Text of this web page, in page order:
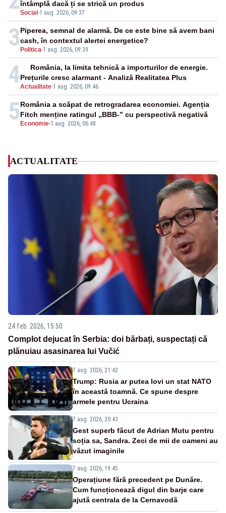
Social -1 aug. 2026, 09:37
întâmplă dacă ți se strică un produs
3 Politica-1 aug. 2026, 09:39
Piperea, semnal de alarmă. De ce este bine să avem bani
cash, în contextul alertei energetice?
4Actualitate-1 aug. 2026, 09:46
România, la limita tehnică a importurilor de energie.
Prețurile cresc alarmant - Analiză Realitatea Plus
5 Economie-1 aug. 2026, 06:48
România a scăpat de retrogradarea economiei. Agenția
Fitch menține ratingul „BBB-” cu perspectivă negativă
ACTUALITATE
24 feb. 2026, 15:50
Complot dejucat în Serbia: doi bărbați, suspectați că
plănuiau asasinarea lui Vučić
7 aug. 2026, 21:42
Trump: Rusia ar putea lovi un stat NATO
în această toamnă. Ce spune despre
armele pentru Ucraina
7 aug. 2026, 20:43
Gest superb făcut de Adrian Mutu pentru
soția sa, Sandra. Zeci de mii de oameni au
văzut imaginile
7 aug. 2026, 19:45
Operațiune fără precedent pe Dunăre.
Cum funcționează digul din barje care
ajută centrala de la Cernavodă